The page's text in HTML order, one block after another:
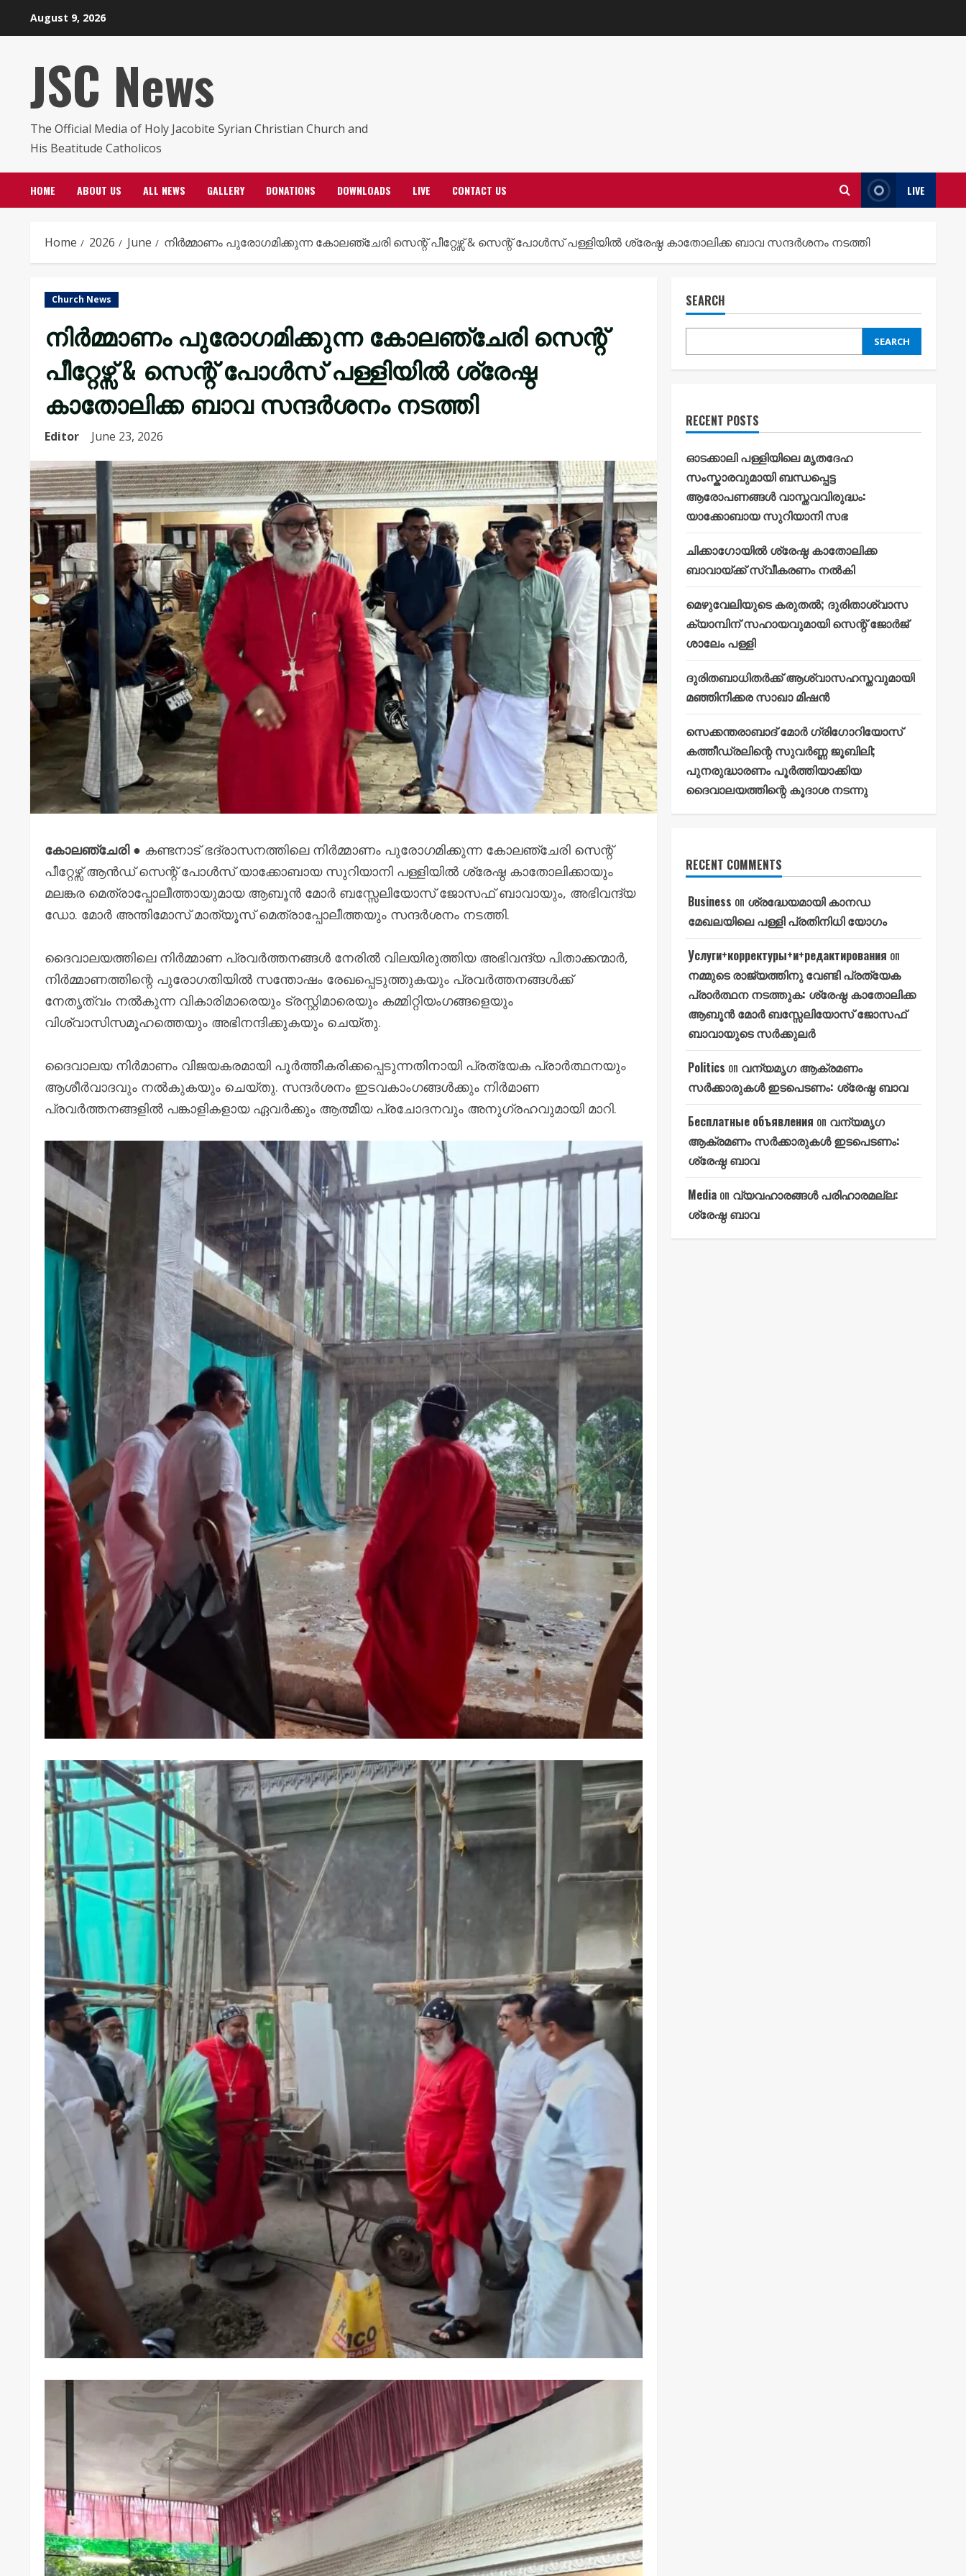
August 9, 2026
JSC News
The Official Media of Holy Jacobite Syrian Christian Church and
His Beatitude Catholicos
HOME ABOUT US ALL NEWS GALLERY DONATIONS DOWNLOADS LIVE CONTACT US LIVE
Home 2026 June നിർമ്മാണം പുരോഗമിക്കുന്ന കോലഞ്ചേരി സെന്റ് പീറ്റേഴ്സ് & സെന്റ് പോൾസ് പള്ളിയിൽ ശ്രേഷ്ഠ കാതോലിക്ക ബാവ സന്ദർശനം നടത്തി
Church News
നിർമ്മാണം പുരോഗമിക്കുന്ന കോലഞ്ചേരി സെന്റ്
പീറ്റേഴ്സ് & സെന്റ് പോൾസ് പള്ളിയിൽ ശ്രേഷ്ഠ
കാതോലിക്ക ബാവ സന്ദർശനം നടത്തി
Editor June 23, 2026
കോലഞ്ചേരി● കണ്ടനാട് ഭദ്രാസനത്തിലെ നിർമ്മാണം പുരോഗമിക്കുന്ന കോലഞ്ചേരി സെന്റ്
പീറ്റേഴ്സ് ആൻഡ് സെന്റ് പോൾസ് യാക്കോബായ സുറിയാനി പള്ളിയിൽ ശ്രേഷ്ഠ കാതോലിക്കായും
മലങ്കര മെത്രാപ്പോലീത്തായുമായ ആബൂൻ മോർ ബസ്സേലിയോസ് ജോസഫ് ബാവായും, അഭിവന്ദ്യ
ഡോ. മോർ അന്തിമോസ് മാത്യൂസ് മെത്രാപ്പോലീത്തയും സന്ദർശനം നടത്തി.
ദൈവാലയത്തിലെ നിർമ്മാണ പ്രവർത്തനങ്ങൾ നേരിൽ വിലയിരുത്തിയ അഭിവന്ദ്യ പിതാക്കന്മാർ,
നിർമ്മാണത്തിന്റെ പുരോഗതിയിൽ സന്തോഷം രേഖപ്പെടുത്തുകയും പ്രവർത്തനങ്ങൾക്ക്
നേതൃത്വം നൽകുന്ന വികാരിമാരെയും ട്രസ്റ്റിമാരെയും കമ്മിറ്റിയംഗങ്ങളെയും
വിശ്വാസിസമൂഹത്തെയും അഭിനന്ദിക്കുകയും ചെയ്തു.
ദൈവാലയ നിർമാണം വിജയകരമായി പൂർത്തീകരിക്കപ്പെടുന്നതിനായി പ്രത്യേക പ്രാർത്ഥനയും
ആശീർവാദവും നൽകുകയും ചെയ്തു. സന്ദർശനം ഇടവകാംഗങ്ങൾക്കും നിർമാണ
പ്രവർത്തനങ്ങളിൽ പങ്കാളികളായ ഏവർക്കും ആത്മീയ പ്രചോദനവും അനുഗ്രഹവുമായി മാറി.
SEARCH
SEARCH
RECENT POSTS
ഓടക്കാലി പള്ളിയിലെ മൃതദേഹ
സംസ്കാരവുമായി ബന്ധപ്പെട്ട
ആരോപണങ്ങൾ വാസ്തവവിരുദ്ധം:
യാക്കോബായ സുറിയാനി സഭ
ചിക്കാഗോയിൽ ശ്രേഷ്ഠ കാതോലിക്ക
ബാവായ്ക്ക് സ്വീകരണം നൽകി
മെഴുവേലിയുടെ കരുതൽ; ദുരിതാശ്വാസ
ക്യാമ്പിന് സഹായവുമായി സെന്റ് ജോർജ്
ശാലേം പള്ളി
ദുരിതബാധിതർക്ക് ആശ്വാസഹസ്തവുമായി
മഞ്ഞിനിക്കര സാഖാ മിഷൻ
സെക്കന്തരാബാദ് മോർ ഗ്രിഗോറിയോസ്
കത്തീഡ്രലിന്റെ സുവർണ്ണ ജൂബിലി;
പുനരുദ്ധാരണം പൂർത്തിയാക്കിയ
ദൈവാലയത്തിന്റെ കൂദാശ നടന്നു
RECENT COMMENTS
Business on ശ്രദ്ധേയമായി കാനഡ
മേഖലയിലെ പള്ളി പ്രതിനിധി യോഗം
Услуги+корректуры+и+редактирования on
നമ്മുടെ രാജ്യത്തിനു വേണ്ടി പ്രത്യേക
പ്രാർത്ഥന നടത്തുക: ശ്രേഷ്ഠ കാതോലിക്ക
ആബൂൻ മോർ ബസ്സേലിയോസ് ജോസഫ്
ബാവായുടെ സർക്കുലർ
Politics on വന്യമൃഗ ആക്രമണം
സർക്കാരുകൾ ഇടപെടണം: ശ്രേഷ്ഠ ബാവ
Бесплатные объявления on വന്യമൃഗ
ആക്രമണം സർക്കാരുകൾ ഇടപെടണം:
ശ്രേഷ്ഠ ബാവ
Media on വ്യവഹാരങ്ങൾ പരിഹാരമല്ല:
ശ്രേഷ്ഠ ബാവ